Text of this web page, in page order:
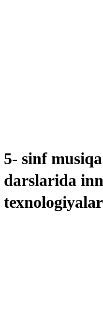
5- sinf
darslarida